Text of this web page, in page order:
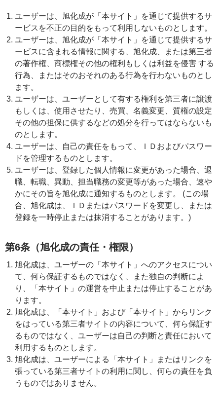
ユーザーは、旭化成が「本サイト」を通じて提供するサ
ービスを不正の目的をもって利用しないものとします。
ユーザーは、旭化成が「本サイト」を通じて提供するサ
ービスに含まれる情報に関する、旭化成、または第三者
の著作権、商標権その他の権利もしくは利益を侵害 する
行為、またはそのおそれのある行為を行わないものとし
ます。
ユーザーは、ユーザーとして有する権利を第三者に譲渡
もしくは、使用させたり、売買、名義変更、質権の設定
その他の担保に供するなどの処分を行ってはならないも
のとします。
ユーザーは、自己の責任をもって、ＩＤおよびパスワー
ドを管理するものとします。
ユーザーは、登録した個人情報に変更があった場合、退
職、転職、異動、担当職務の変更等があった場合、速や
かにその旨を旭化成に通知するものとします。 (この場
合、旭化成は、ＩＤまたはパスワードを変更し、または
登録を一時停止または抹消することがあります。)
第6条（旭化成の責任・権限）
旭化成は、ユーザーの「本サイト」へのアクセスについ
て、何ら保証するものではなく、また独自の判断によ
り、「本サイト」の運営を中止または停止することがあ
ります。
旭化成は、「本サイト」および「本サイト」からリンク
をはっている第三者サイトの内容について、何ら保証す
るものではなく、ユーザーは自己の判断と責任において
利用するものとします。
旭化成は、ユーザーによる「本サイト」またはリンクを
張っている第三者サイトの利用に関し、何らの責任を負
うものではありません。